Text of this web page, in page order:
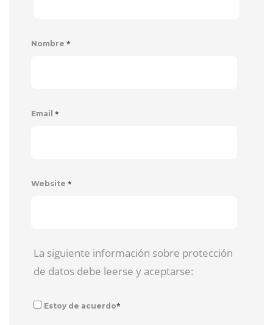
Nombre *
Email *
Website *
La siguiente información sobre protección
de datos debe leerse y aceptarse:
Estoy de acuerdo*